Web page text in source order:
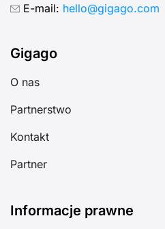
E-mail: hello@gigago.com
Gigago
O nas
Partnerstwo
Kontakt
Partner
Informacje prawne